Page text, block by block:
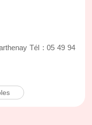
Tél : 05 49 94